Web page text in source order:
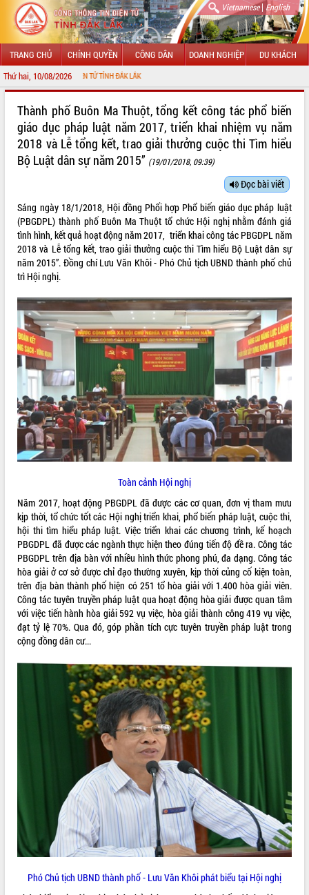
Vietnamese| English
TRANG CHỦ CHÍNH QUYỀN CÔNG DÂN DOANH NGHIỆP DU KHÁCH
Thứ hai, 10/08/2026
TIN ĐIỆN TỬ TỈNH ĐẮK LẮK
LÃNH ĐẠO UBND TỈNH
TIN TỨC SỰ KIỆN
UBND CÁC XÃ, PHƯỜNG
THÔNG TIN CHỈ ĐẠO ĐIỀU HÀNH
HỆ THỐNG VĂN BẢN
VĂN BẢN HĐND TỈNH
ĐIỂM TIN VĂN BẢN
QUY HOẠCH - KẾ HOẠCH
VIDEO
Không có file video nào để phát.
LIÊN KẾT WEB
Thành phố Buôn Ma Thuột, tổng kết công tác phổ biến
giáo dục pháp luật năm 2017, triển khai nhiệm vụ năm
2018 và Lễ tổng kết, trao giải thưởng cuộc thi Tìm hiểu
Bộ Luật dân sự năm 2015” (19/01/2018, 09:39)
Đọc bài viết
Sáng ngày 18/1/2018, Hội đồng Phối hợp Phổ biến giáo dục pháp luật
(PBGDPL) thành phố Buôn Ma Thuột tổ chức Hội nghị nhằm đánh giá
tình hình, kết quả hoạt động năm 2017, triển khai công tác PBGDPL năm
2018 và Lễ tổng kết, trao giải thưởng cuộc thi Tìm hiểu Bộ Luật dân sự
năm 2015”. Đồng chí Lưu Văn Khôi - Phó Chủ tịch UBND thành phố chủ
trì Hội nghị.
Toàn cảnh Hội nghị
Năm 2017, hoạt động PBGDPL đã được các cơ quan, đơn vị tham mưu
kịp thời, tổ chức tốt các Hội nghị triển khai, phổ biến pháp luật, cuộc thi,
hội thi tìm hiểu pháp luật. Việc triển khai các chương trình, kế hoạch
PBGDPL đã được các ngành thực hiện theo đúng tiến độ đề ra. Công tác
PBGDPL trên địa bàn với nhiều hình thức phong phú, đa dạng. Công tác
hòa giải ở cơ sở được chỉ đạo thường xuyên, kịp thời củng cố kiện toàn,
trên địa bàn thành phố hiện có 251 tổ hòa giải với 1.400 hòa giải viên.
Công tác tuyên truyền pháp luật qua hoạt động hòa giải được quan tâm
với việc tiến hành hòa giải 592 vụ việc, hòa giải thành công 419 vụ việc,
đạt tỷ lệ 70%. Qua đó, góp phần tích cực tuyên truyền pháp luật trong
cộng đồng dân cư...
Phó Chủ tịch UBND thành phố - Lưu Văn Khôi phát biểu tại Hội nghị